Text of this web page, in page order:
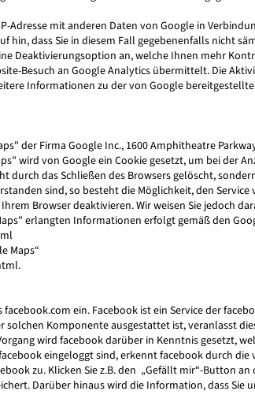
Adresse mit anderen Daten von Google in
hin, dass Sie in diesem Fall gegebenenfalls nicht
Deaktivierungsoption an, welche Ihnen mehr
Besuch an Google Analytics übermittelt. Die
Informationen zu der von Google
der Firma Google Inc., 1600 Amphitheatre
wird von Google ein Cookie gesetzt, um bei der
durch das Schließen des Browsers gelöscht,
sind, so besteht die Möglichkeit, den
Browser deaktivieren. Wir weisen Sie jedoch
erlangten Informationen erfolgt gemäß den
Maps“
.
ein. Facebook ist ein Service der
solchen Komponente ausgestattet ist, veranlasst
wird facebook darüber in Kenntnis gesetzt,
eingeloggt sind, erkennt facebook durch
zu. Klicken Sie z.B. den „Gefällt mir“-Button
Darüber hinaus wird die Information, dass Sie